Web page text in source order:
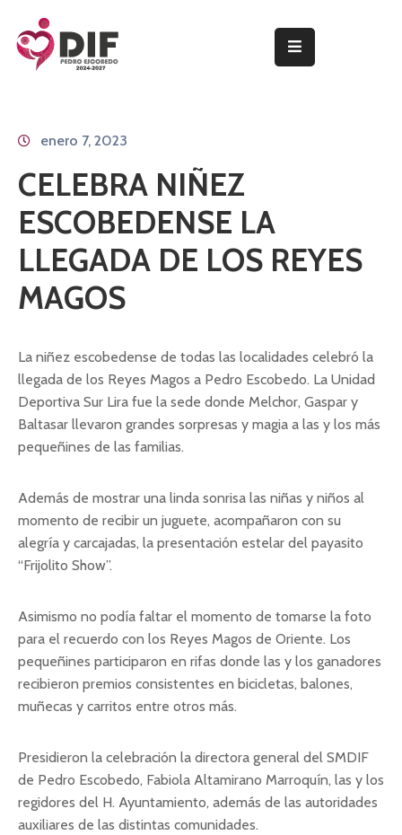
Y
DEL
PATRONATO
NOTICIAS
enero 7, 2023
CELEBRA NIÑEZ
ESCOBEDENSE LA
LLEGADA DE LOS REYES
MAGOS
La niñez escobedense de todas las localidades celebró la
llegada de los Reyes Magos a Pedro Escobedo. La Unidad
Deportiva Sur Lira fue la sede donde Melchor, Gaspar y
Baltasar llevaron grandes sorpresas y magia a las y los más
pequeñines de las familias.
Además de mostrar una linda sonrisa las niñas y niños al
momento de recibir un juguete, acompañaron con su
alegría y carcajadas, la presentación estelar del payasito
“Frijolito Show”.
Asimismo no podía faltar el momento de tomarse la foto
para el recuerdo con los Reyes Magos de Oriente. Los
pequeñines participaron en rifas donde las y los ganadores
recibieron premios consistentes en bicicletas, balones,
muñecas y carritos entre otros más.
Presidieron la celebración la directora general del SMDIF
de Pedro Escobedo, Fabiola Altamirano Marroquín, las y los
regidores del H. Ayuntamiento, además de las autoridades
auxiliares de las distintas comunidades.